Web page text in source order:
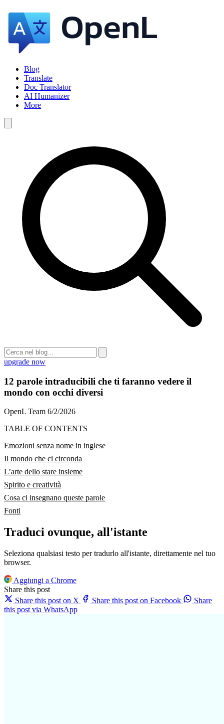
Blog
Translate
Doc Translator
AI Humanizer
More
upgrade now
12 parole intraducibili che ti faranno vedere il
mondo con occhi diversi
OpenL Team 6/2/2026
TABLE OF CONTENTS
Emozioni senza nome in inglese
Il mondo che ci circonda
L’arte dello stare insieme
Spirito e creatività
Cosa ci insegnano queste parole
Fonti
Traduci ovunque, all'istante
Seleziona qualsiasi testo per tradurlo all'istante, direttamente nel tuo
browser.
Aggiungi a Chrome
Share this post
Share this post on X
Share this post on Facebook
Share
this post via WhatsApp